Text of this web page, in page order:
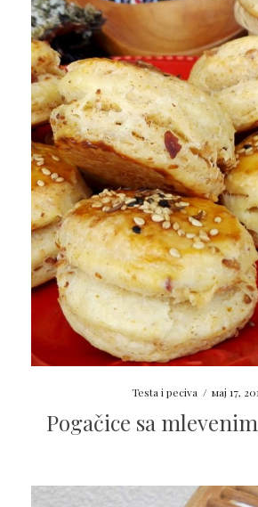
Testa i peciva / мај 17,
Pogačice sa